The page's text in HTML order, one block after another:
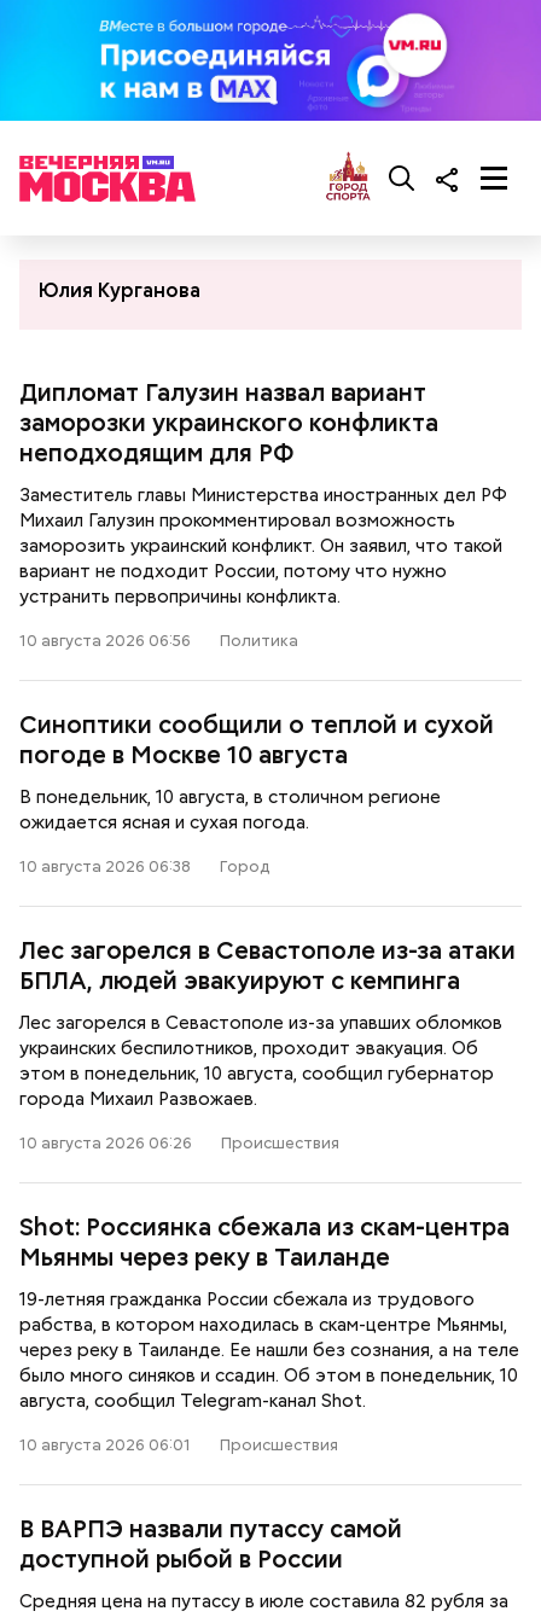
Юлия Курганова
Дипломат Галузин назвал вариант
заморозки украинского конфликта
неподходящим для РФ
Заместитель главы Министерства иностранных дел РФ
Михаил Галузин прокомментировал возможность
заморозить украинский конфликт. Он заявил, что такой
вариант не подходит России, потому что нужно
устранить первопричины конфликта.
10 августа 2026 06:56 Политика
Синоптики сообщили о теплой и сухой
погоде в Москве 10 августа
В понедельник, 10 августа, в столичном регионе
ожидается ясная и сухая погода.
10 августа 2026 06:38 Город
Лес загорелся в Севастополе из-за атаки
БПЛА, людей эвакуируют с кемпинга
Лес загорелся в Севастополе из-за упавших обломков
украинских беспилотников, проходит эвакуация. Об
этом в понедельник, 10 августа, сообщил губернатор
города Михаил Развожаев.
10 августа 2026 06:26 Происшествия
Shot: Россиянка сбежала из скам-центра
Мьянмы через реку в Таиланде
19-летняя гражданка России сбежала из трудового
рабства, в котором находилась в скам-центре Мьянмы,
через реку в Таиланде. Ее нашли без сознания, а на теле
было много синяков и ссадин. Об этом в понедельник, 10
августа, сообщил Telegram-канал Shot.
10 августа 2026 06:01 Происшествия
В ВАРПЭ назвали путассу самой
доступной рыбой в России
Средняя цена на путассу в июле составила 82 рубля за